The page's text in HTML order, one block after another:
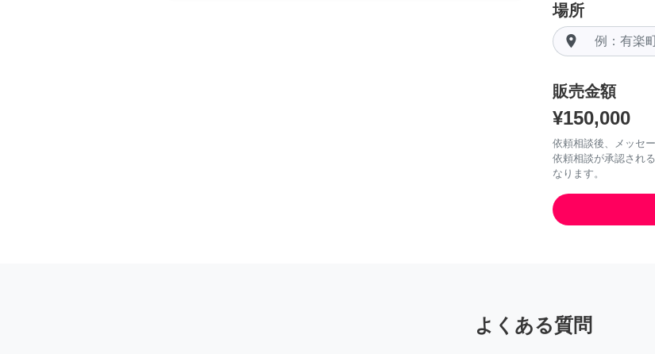
場所
room
販売金額
¥150,000
依頼相談後、メッセ
依頼相談が承認され
なります。
よくある質問